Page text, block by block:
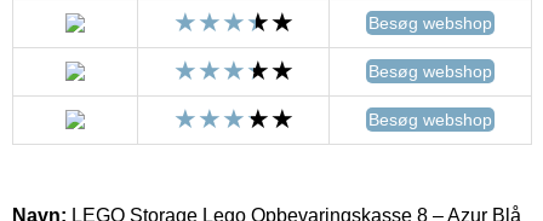
Besøg webshop
Besøg webshop
Besøg webshop
Navn: LEGO Storage Lego Opbevaringskasse 8 – Azur Blå